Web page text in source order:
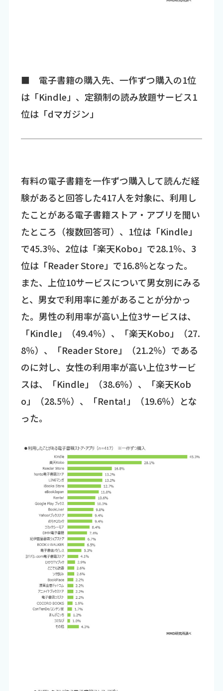
■ 電子書籍の購入先、一作ずつ購入の1位
は「Kindle」、定額制の読み放題サービス1
位は「dマガジン」
有料の電子書籍を一作ずつ購入して読んだ経
験があると回答した417人を対象に、利用し
たことがある電子書籍ストア・アプリを聞い
たところ（複数回答可）、1位は「Kindle」
で45.3％、2位は「楽天Kobo」で28.1％、3
位は「Reader Store」で16.8％となった。
また、上位10サービスについて男女別にみる
と、男女で利用率に差があることが分かっ
た。男性の利用率が高い上位3サービスは、
「Kindle」（49.4％）、「楽天Kobo」（27.
8％）、「Reader Store」（21.2％）である
のに対し、女性の利用率が高い上位3サービ
スは、「Kindle」（38.6％）、「楽天Kob
o」（28.5％）、「Renta!」（19.6％）とな
った。